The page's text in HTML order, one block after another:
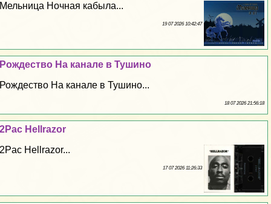
Мельница Ночная кабыла...
19 07 2026 10:42:47
Рождество На канале в Тушино
Рождество На канале в Тушино...
18 07 2026 21:56:18
2Pac Hellrazor
2Pac Hellrazor...
17 07 2026 11:26:33